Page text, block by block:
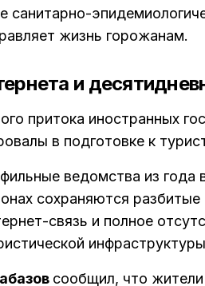
санитарно-
жизнь горожанам.
и
притока иностранных
в подготовке к
ведомства из года
сохраняются
связь и полное
сообщил, что